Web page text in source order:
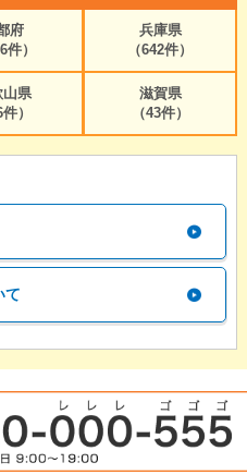
府
件）
兵庫県
（642件）
山県
件）
滋賀県
（43件）
て